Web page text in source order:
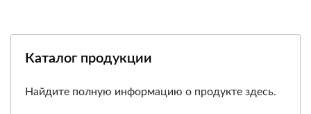
Каталог продукции
Найдите полную информацию о продукте здесь.